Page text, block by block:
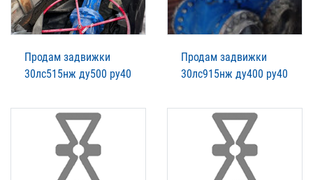
Продам задвижки
30лс515нж ду500 ру40
Продам задвижки
30лс915нж ду400 ру40